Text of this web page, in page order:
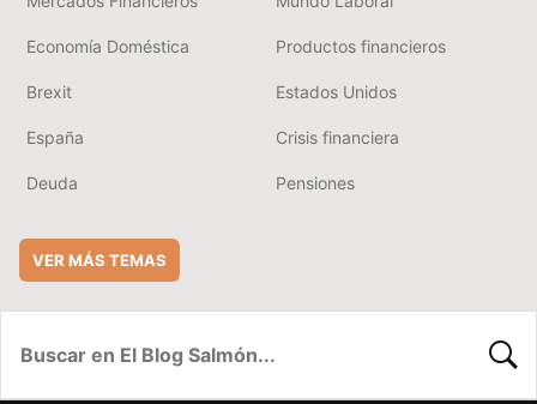
Economía Doméstica Productos financieros
Brexit Estados Unidos
España Crisis financiera
Deuda Pensiones
VER MÁS TEMAS